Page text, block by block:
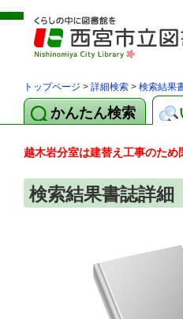
トップページ > 詳細検索 > 検索結果
かんたん検索
越木岩分室は建替え工事のた
検索結果書誌詳細